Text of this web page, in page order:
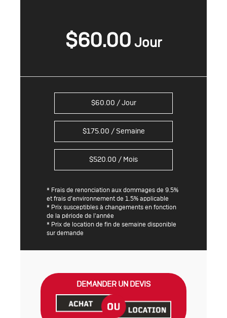
$60.00
$60.00 / Jour
$175.00 / Semaine
$520.00 / Mois
* Frais de renonciation aux dommages de 9.5%
et frais d’environnement de 1.5% applicable
* Prix susceptibles à changements en fonction
de la période de l'année
* Prix de location de fin de semaine disponible
sur demande
DEMANDER UN DEVIS